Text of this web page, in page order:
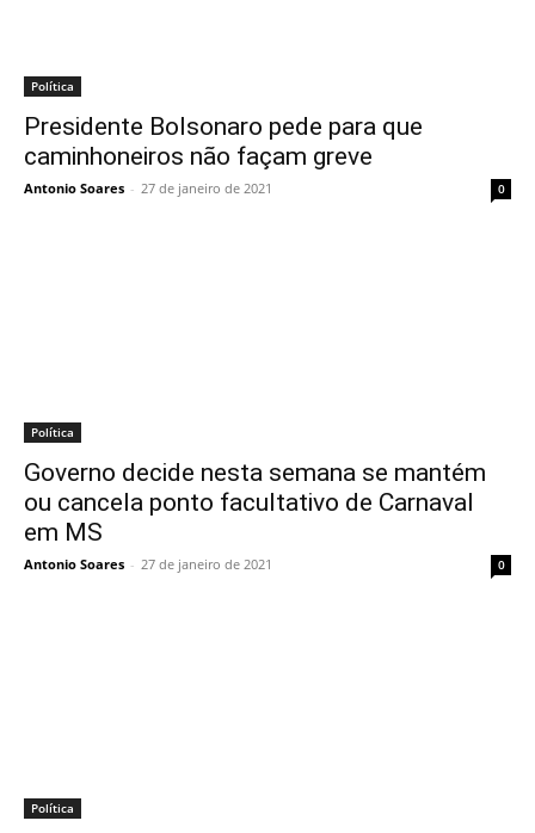
Política
Presidente Bolsonaro pede para que
caminhoneiros não façam greve
Antonio Soares - 27 de janeiro de 2021 0
Política
Governo decide nesta semana se mantém
ou cancela ponto facultativo de Carnaval
em MS
Antonio Soares - 27 de janeiro de 2021 0
Política